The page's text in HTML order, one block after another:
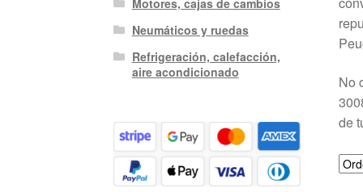
No
de
Motores, cajas de cambios
Neumáticos y ruedas
Refrigeración, calefacción,
aire acondicionado